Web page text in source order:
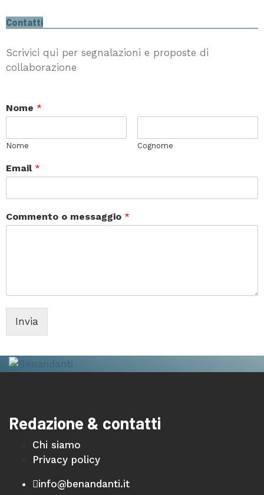
Contatti
Scrivici qui per segnalazioni e proposte di
collaborazione
Nome *
Nome Cognome
Email *
Commento o messaggio *
Invia
Redazione & contatti
Chi siamo
Privacy policy
info@benandanti.it